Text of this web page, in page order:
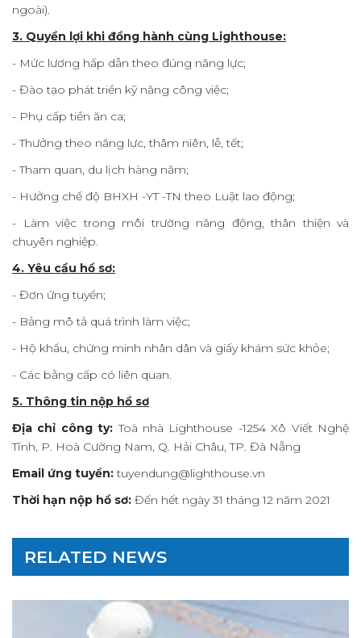
ngoài).
3. Quyền lợi khi đồng hành cùng Lighthouse:
- Mức lương hấp dẫn theo đúng năng lực;
- Đào tạo phát triển kỹ năng công việc;
- Phụ cấp tiền ăn ca;
- Thưởng theo năng lực, thâm niên, lễ, tết;
- Tham quan, du lịch hàng năm;
- Hưởng chế độ BHXH -YT -TN theo Luật lao động;
- Làm việc trong môi trường năng động, thân thiện và
chuyên nghiệp.
4. Yêu cầu hồ sơ:
- Đơn ứng tuyển;
- Bảng mô tả quá trình làm việc;
- Hộ khẩu, chứng minh nhân dân và giấy khám sức khỏe;
- Các bằng cấp có liên quan.
5. Thông tin nộp hồ sơ
Địa chỉ công ty: Toà nhà Lighthouse -1254 Xô Viết Nghệ
Tĩnh, P. Hoà Cường Nam, Q. Hải Châu, TP. Đà Nẵng
Email ứng tuyển:tuyendung@lighthouse.vn
Thời hạn nộp hồ sơ: Đến hết ngày 31 tháng 12 năm 2021
RELATED NEWS